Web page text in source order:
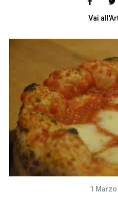
Vai
1 Marzo